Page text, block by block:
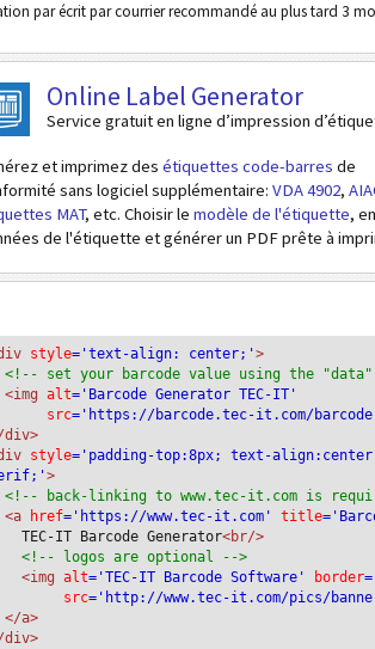
par écrit par courrier recommandé au plus tard 3
Online Label Generator
Service gratuit en ligne d’impression
et imprimez des étiquettes code-barres de
sans logiciel supplémentaire: VDA 4902,
MAT, etc. Choisir le modèle de l'étiquette,
de l'étiquette et générer un PDF prête à
style='text-align: center;'>
<!-- set your barcode value using the "data"
<img alt='Barcode Generator TEC-IT'
src='https://barcode.tec-it.com/
div>
style='padding-top:8px; text-
>
<!-- back-linking to www.tec-it.com is
<a
href='https://www.tec-it.com' title
TEC-IT Barcode Generator<br/>
<!-- logos are optional -->
<img alt='TEC-IT Barcode Software' border
src='http://www.tec-it.com/pics/
</a>
div>